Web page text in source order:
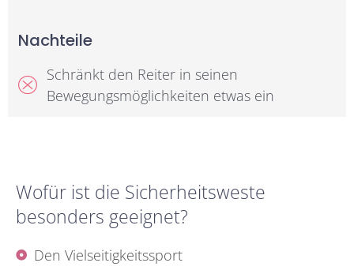
Nachteile
Schränkt den Reiter in seinen
Bewegungsmöglichkeiten etwas ein
Wofür ist die Sicherheitsweste
besonders geeignet?
Den Vielseitigkeitssport